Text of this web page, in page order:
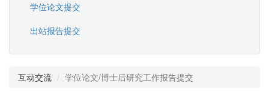
学位论文提交
出站报告提交
互动交流 学位论文/博士后研究工作报告提交